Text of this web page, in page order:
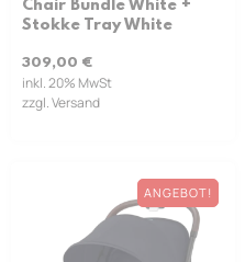
Chair Bundle White +
Stokke Tray White
309,00 €
inkl. 20% MwSt
zzgl. Versand
ANGEBOT!